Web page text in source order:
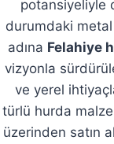
potansiyeliyle
durumdaki metal
adına Felahiye
vizyonla
ve yerel
türlü hurda
üzerinden satın